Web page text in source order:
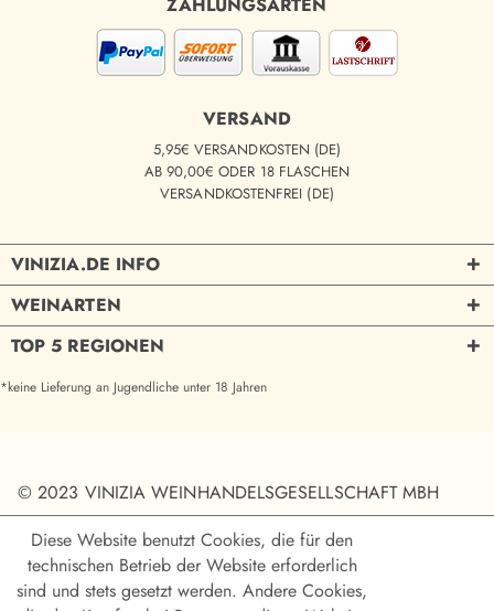
ZAHLUNGSARTEN
VERSAND
5,95€ VERSANDKOSTEN (DE)
AB 90,00€ ODER 18 FLASCHEN
VERSANDKOSTENFREI (DE)
VINIZIA.DE INFO
WEINARTEN
TOP 5 REGIONEN
*keine Lieferung an Jugendliche unter 18 Jahren
© 2023 VINIZIA WEINHANDELSGESELLSCHAFT MBH
Diese Website benutzt Cookies, die für den
technischen Betrieb der Website erforderlich
sind und stets gesetzt werden. Andere Cookies,